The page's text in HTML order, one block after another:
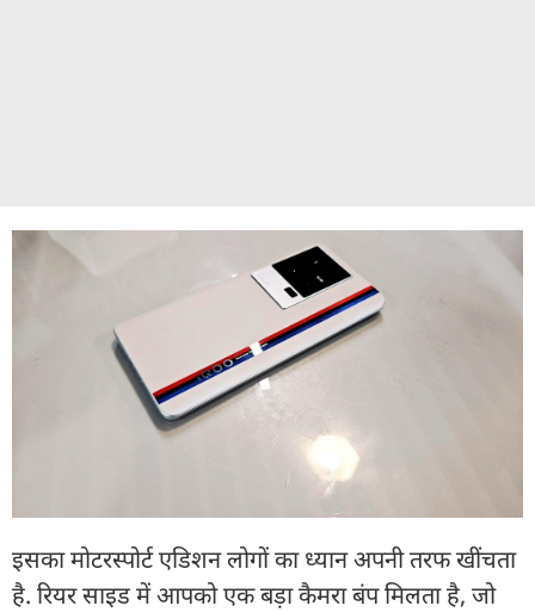
इसका मोटरस्पोर्ट एडिशन लोगों का ध्यान अपनी तरफ खींचता
है. रियर साइड में आपको एक बड़ा कैमरा बंप मिलता है, जो